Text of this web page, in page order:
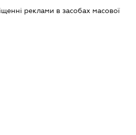
реклами в засобах масової